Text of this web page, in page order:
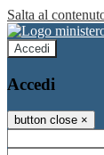
Salta al
Accedi
Accedi
button close ×